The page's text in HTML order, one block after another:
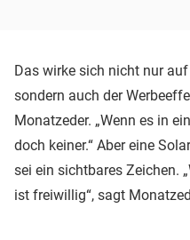
Das wirke sich nicht nur
sondern auch der
Monatzeder. „Wenn es in
doch keiner.“ Aber eine
sei ein sichtbares Zeichen.
ist freiwillig“, sagt